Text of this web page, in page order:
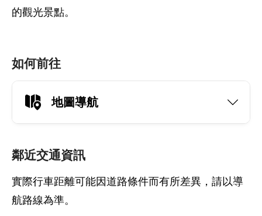
的觀光景點。
如何前往
地圖導航
鄰近交通資訊
實際行車距離可能因道路條件而有所差異，請以導
航路線為準。